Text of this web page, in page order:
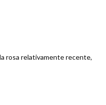
rosa relativamente recente,